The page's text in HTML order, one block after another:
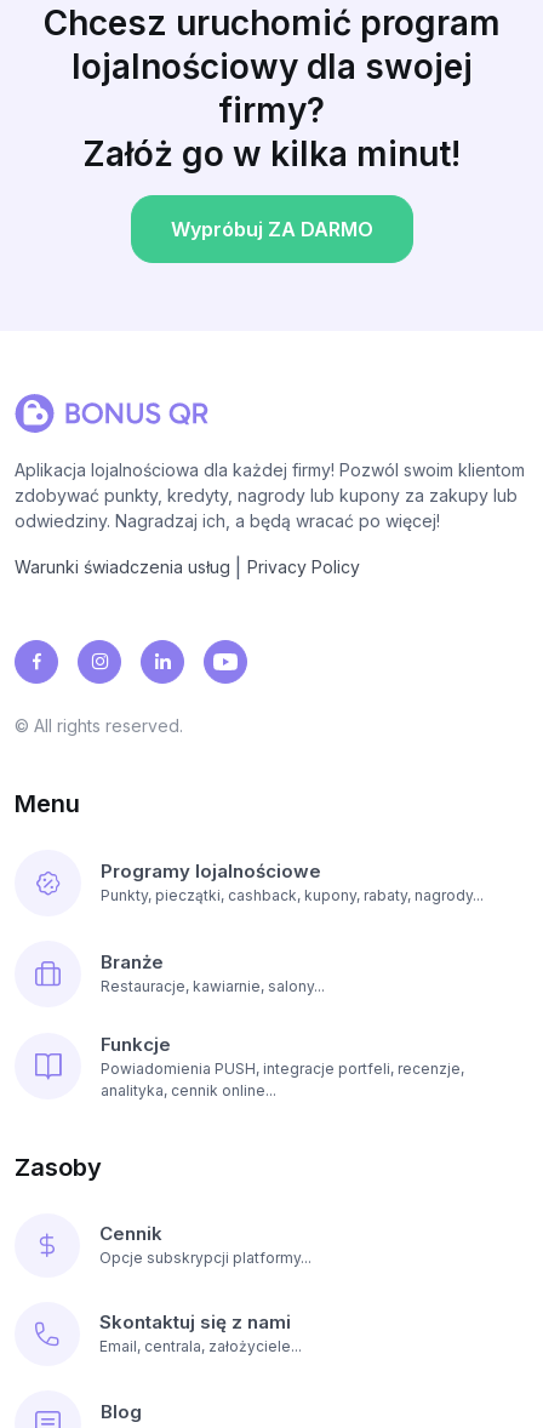
Chcesz uruchomić program
lojalnościowy dla swojej
firmy?
Załóż go w kilka minut!
Wypróbuj ZA DARMO
Aplikacja lojalnościowa dla każdej firmy! Pozwól swoim klientom
zdobywać punkty, kredyty, nagrody lub kupony za zakupy lub
odwiedziny. Nagradzaj ich, a będą wracać po więcej!
Warunki świadczenia usług Privacy Policy
© All rights reserved.
Menu
Programy lojalnościowe
Punkty, pieczątki, cashback, kupony, rabaty, nagrody...
Branże
Restauracje, kawiarnie, salony...
Funkcje
Powiadomienia PUSH, integracje portfeli, recenzje,
analityka, cennik online...
Zasoby
Cennik
Opcje subskrypcji platformy...
Skontaktuj się z nami
Email, centrala, założyciele...
Blog